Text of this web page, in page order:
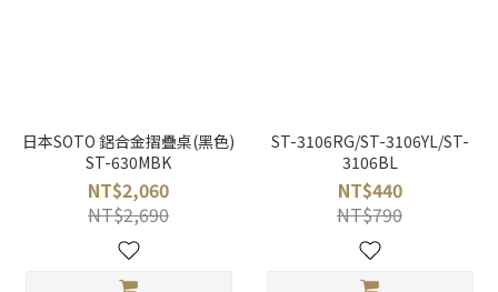
日本SOTO 鋁合金摺疊桌(黑色)
ST-630MBK
NT$2,060
NT$2,690
ST-3106RG/ST-3106YL/ST-
3106BL
NT$440
NT$790